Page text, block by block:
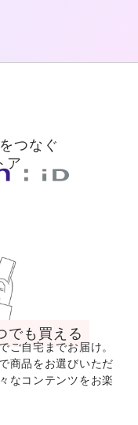
つなぐ
ア
でも買える
ご自宅までお届け。
商品をお選びいただ
なコンテンツをお楽